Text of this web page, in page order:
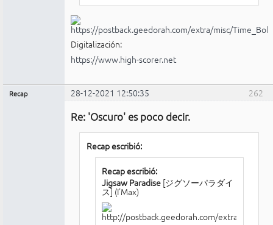
Digitalización:
https://www.high-scorer.net
262
Recap 28-12-2021 12:50:35
Re: 'Oscuro' es poco decir.
Recap escribió:
Recap escribió:
Jigsaw Paradise [ジグソーパラダイ
ス] (I'Max)